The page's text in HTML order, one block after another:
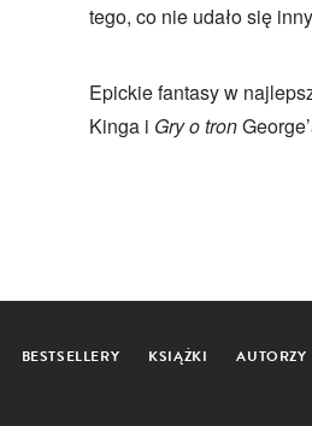
tego, co nie udało się
Epickie fantasy w
Kinga i Gry o tron
BESTSELLERY KSIĄŻKI AUTORZY